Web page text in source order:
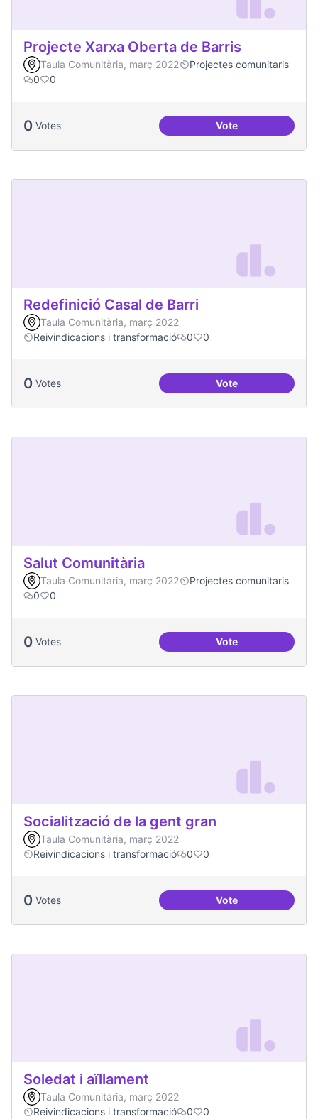
Projecte Xarxa Oberta de Barris
Taula Comunitària, març 2022
Projectes comunitaris
0
0
0 Votes VoteProjecte Xarxa
Redefinició Casal de Barri
Taula Comunitària, març 2022
Reivindicacions i transformació
0 0
0 Votes VoteRedefinició Casal
Salut Comunitària
Taula Comunitària, març 2022
Projectes comunitaris
0
0
0 Votes VoteSalut Comunitària
Socialització de la gent gran
Taula Comunitària, març 2022
Reivindicacions i transformació
0 0
0 Votes VoteSocialització de la
Soledat i aïllament
Taula Comunitària, març 2022
Reivindicacions i transformació
0 0